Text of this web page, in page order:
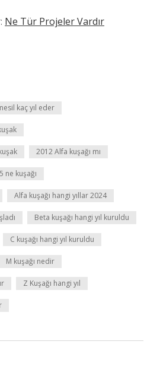
Ne Tür Projeler Vardır
kaç yıl eder
2012 Alfa kuşağı mı
ne kuşağı
Alfa kuşağı hangi yıllar 2024
Beta kuşağı hangi yıl kuruldu
C kuşağı hangi yıl kuruldu
M kuşağı nedir
Z Kuşağı hangi yıl